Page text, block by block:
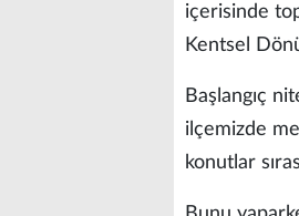
içerisinde
Kentsel
Başlangıç
ilçemizde
konutlar